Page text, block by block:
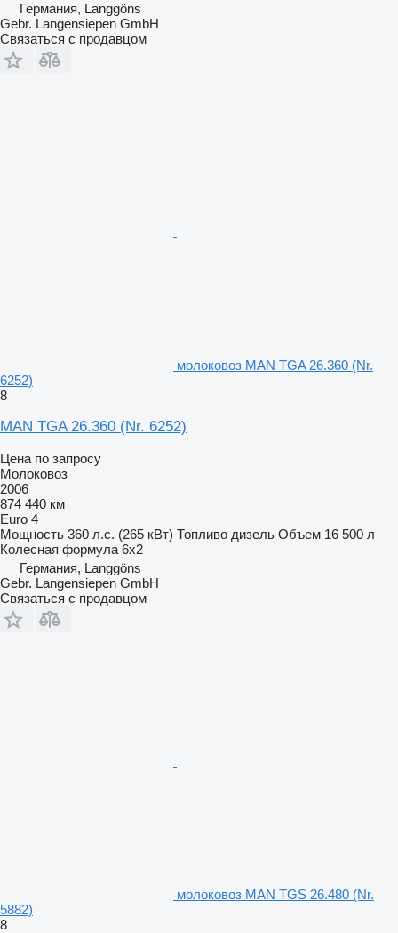
Германия, Langgöns
Gebr. Langensiepen GmbH
Связаться с продавцом
молоковоз MAN TGA 26.360 (Nr.
6252)
8
MAN TGA 26.360 (Nr. 6252)
Цена по запросу
Молоковоз
2006
874 440 км
Euro 4
Мощность 360 л.с. (265 кВт) Топливо дизель Объем 16 500 л
Колесная формула 6x2
Германия, Langgöns
Gebr. Langensiepen GmbH
Связаться с продавцом
молоковоз MAN TGS 26.480 (Nr.
5882)
8